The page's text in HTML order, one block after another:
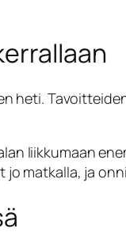
heti.
liikkumaan
matkalla, ja